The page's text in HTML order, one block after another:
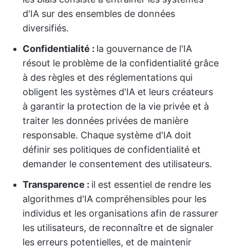
d'IA sur des ensembles de données
diversifiés.
Confidentialité : la gouvernance de l'IA
résout le problème de la confidentialité grâce
à des règles et des réglementations qui
obligent les systèmes d'IA et leurs créateurs
à garantir la protection de la vie privée et à
traiter les données privées de manière
responsable. Chaque système d'IA doit
définir ses politiques de confidentialité et
demander le consentement des utilisateurs.
Transparence : il est essentiel de rendre les
algorithmes d'IA compréhensibles pour les
individus et les organisations afin de rassurer
les utilisateurs, de reconnaître et de signaler
les erreurs potentielles, et de maintenir